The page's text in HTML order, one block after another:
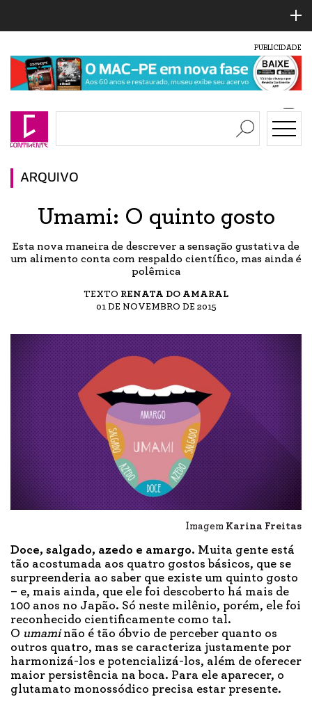
PUBLICIDADE
ARQUIVO
Umami: O quinto gosto
Esta nova maneira de descrever a sensação gustativa de
um alimento conta com respaldo científico, mas ainda é
polêmica
TEXTO RENATA DO AMARAL
01 DE NOVEMBRO DE 2015
Imagem Karina Freitas
Doce, salgado, azedo e amargo. Muita gente está
tão acostumada aos quatro gostos básicos, que se
surpreenderia ao saber que existe um quinto gosto
– e, mais ainda, que ele foi descoberto há mais de
100 anos no Japão. Só neste milênio, porém, ele foi
reconhecido cientificamente como tal.
O umaminão é tão óbvio de perceber quanto os
outros quatro, mas se caracteriza justamente por
harmonizá-los e potencializá-los, além de oferecer
maior persistência na boca. Para ele aparecer, o
glutamato monossódico precisa estar presente.